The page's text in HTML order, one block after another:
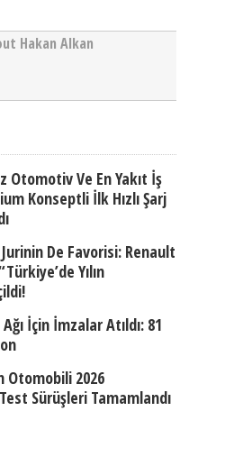
Hakan Alkan
Otomotiv Ve En Yakıt İş
Konseptli İlk Hızlı Şarj
De Favorisi: Renault
Yılın
Ağı İçin İmzalar Atıldı: 81
Otomobili 2026
Test Sürüşleri Tamamlandı